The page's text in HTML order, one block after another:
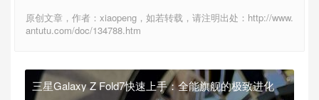
原创文章，作者：xiaopeng，如若转载，请注明出处：http://www.
antutu.com/doc/134788.htm
三星Galaxy Z Fold7快速上手：全能旗舰的极致进化